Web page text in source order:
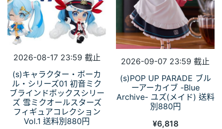
2026-08-17 23:59 截止
(s)キャラクター・ボーカ
ル・シリーズ01 初音ミク
ブラインドボックスシリー
ズ 雪ミクオールスターズ
フィギュアコレクション
Vol.1 送料別880円
2026-09-07 23:59 截止
(s)POP UP PARADE ブル
ーアーカイブ -Blue
Archive- ユズ(メイド) 送料
別880円
¥6,818